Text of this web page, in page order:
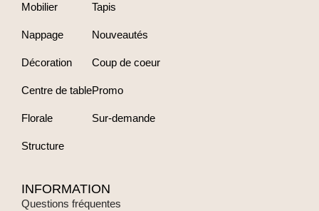
Mobilier
Nappage
Décoration
Centre de table
Florale
Structure
Tapis
Nouveautés
Coup de coeur
Promo
Sur-demande
INFORMATION
Questions fréquentes